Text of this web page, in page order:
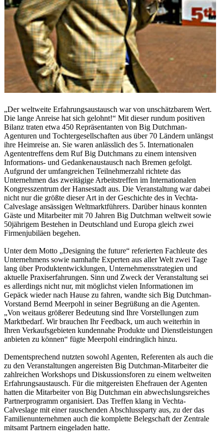
„Der weltweite Erfahrungsaustausch war von unschätzbarem Wert.
Die lange Anreise hat sich gelohnt!“ Mit dieser rundum positiven
Bilanz traten etwa 450 Repräsentanten von Big Dutchman-
Agenturen und Tochtergesellschaften aus über 70 Ländern unlängst
ihre Heimreise an. Sie waren anlässlich des 5. Internationalen
Agententreffens dem Ruf Big Dutchmans zu einem intensiven
Informations- und Gedankenaustausch nach Bremen gefolgt.
Aufgrund der umfangreichen Teilnehmerzahl richtete das
Unternehmen das zweitägige Arbeitstreffen im Internationalen
Kongresszentrum der Hansestadt aus. Die Veranstaltung war dabei
nicht nur die größte dieser Art in der Geschichte des in Vechta-
Calveslage ansässigen Weltmarktführers. Darüber hinaus konnten
Gäste und Mitarbeiter mit 70 Jahren Big Dutchman weltweit sowie
50jährigem Bestehen in Deutschland und Europa gleich zwei
Firmenjubiläen begehen.
Unter dem Motto „Designing the future“ referierten Fachleute des
Unternehmens sowie namhafte Experten aus aller Welt zwei Tage
lang über Produktentwicklungen, Unternehmensstrategien und
aktuelle Praxiserfahrungen. Sinn und Zweck der Veranstaltung sei
es allerdings nicht nur, mit möglichst vielen Informationen im
Gepäck wieder nach Hause zu fahren, wandte sich Big Dutchman-
Vorstand Bernd Meerpohl in seiner Begrüßung an die Agenten.
„Von weitaus größerer Bedeutung sind Ihre Vorstellungen zum
Marktbedarf. Wir brauchen Ihr Feedback, um auch weiterhin in
Ihren Verkaufsgebieten kundennahe Produkte und Dienstleistungen
anbieten zu können“ fügte Meerpohl eindringlich hinzu.
Dementsprechend nutzten sowohl Agenten, Referenten als auch die
zu den Veranstaltungen angereisten Big Dutchman-Mitarbeiter die
zahlreichen Workshops und Diskussionsforen zu einem weltweiten
Erfahrungsaustausch. Für die mitgereisten Ehefrauen der Agenten
hatten die Mitarbeiter von Big Dutchman ein abwechslungsreiches
Partnerprogramm organisiert. Das Treffen klang in Vechta-
Calveslage mit einer rauschenden Abschlussparty aus, zu der das
Familienunternehmen auch die komplette Belegschaft der Zentrale
mitsamt Partnern eingeladen hatte.